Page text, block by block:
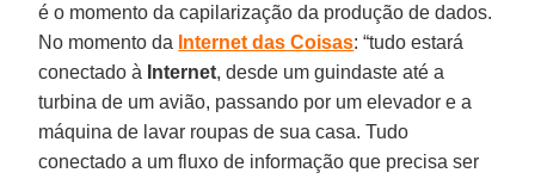
é o momento da capilarização da produção de dados.
No momento da Internet das Coisas: “tudo estará
conectado à Internet, desde um guindaste até a
turbina de um avião, passando por um elevador e a
máquina de lavar roupas de sua casa. Tudo
conectado a um fluxo de informação que precisa ser